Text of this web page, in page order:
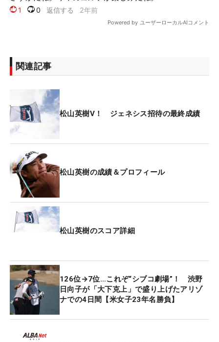
関連記事
松山英樹V！ ジェネシス招待の最終成績
松山英樹の成績＆プロフィール
松山英樹のスコア詳細
126位→7位…これぞ“シブコ劇場”！ 渋野
日向子が「大下克上」で盛り上げたアリゾ
ナでの4日間【米女子23年名勝負】